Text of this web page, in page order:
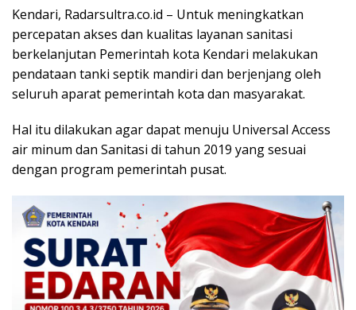
Kendari, Radarsultra.co.id – Untuk meningkatkan
percepatan akses dan kualitas layanan sanitasi
berkelanjutan Pemerintah kota Kendari melakukan
pendataan tanki septik mandiri dan berjenjang oleh
seluruh aparat pemerintah kota dan masyarakat.
Hal itu dilakukan agar dapat menuju Universal Access
air minum dan Sanitasi di tahun 2019 yang sesuai
dengan program pemerintah pusat.